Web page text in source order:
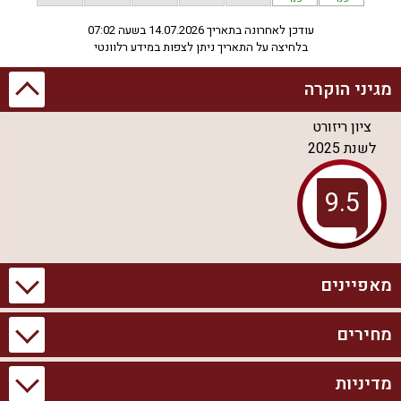
עודכן לאחרונה בתאריך 14.07.2026 בשעה 07:02
בלחיצה על התאריך ניתן לצפות במידע רלוונטי
מגיני הוקרה
ציון ריזורט
לשנת2025
מאפיינים
מידע כללי
1 יחידות אירוח
מחירים
סוויטת בוטיק רקפתמדיניות